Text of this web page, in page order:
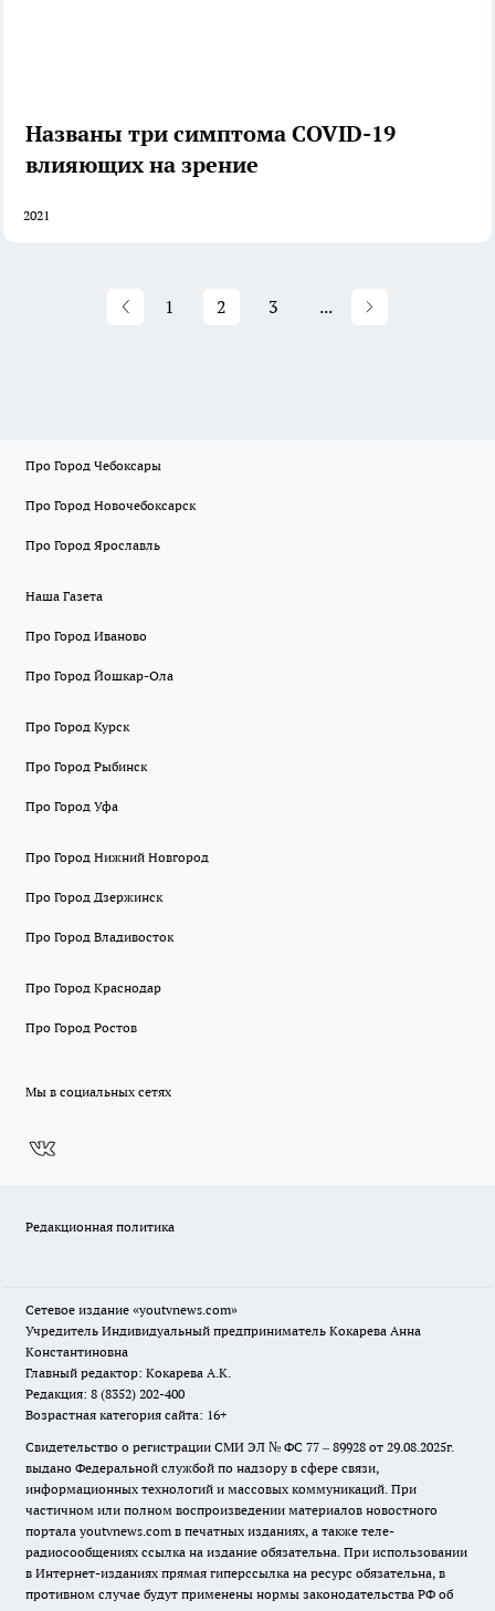
Названы три симптома COVID-19
влияющих на зрение
2021
1 2 3 ...
Про Город Чебоксары
Про Город Новочебоксарск
Про Город Ярославль
Наша Газета
Про Город Иваново
Про Город Йошкар-Ола
Про Город Курск
Про Город Рыбинск
Про Город Уфа
Про Город Нижний Новгород
Про Город Дзержинск
Про Город Владивосток
Про Город Краснодар
Про Город Ростов
Мы в социальных сетях
Редакционная политика
Сетевое издание «youtvnews.com»
Учредитель Индивидуальный предприниматель Кокарева Анна
Константиновна
Главный редактор: Кокарева А.К.
Редакция: 8 (8352) 202-400
Возрастная категория сайта: 16+
Свидетельство о регистрации СМИ ЭЛ № ФС 77 – 89928 от 29.08.2025г.
выдано Федеральной службой по надзору в сфере связи,
информационных технологий и массовых коммуникаций. При
частичном или полном воспроизведении материалов новостного
портала youtvnews.com в печатных изданиях, а также теле-
радиосообщениях ссылка на издание обязательна. При использовании
в Интернет-изданиях прямая гиперссылка на ресурс обязательна, в
противном случае будут применены нормы законодательства РФ об